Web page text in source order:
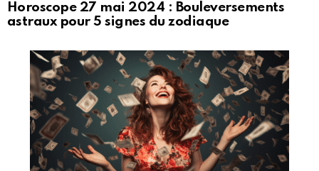
Horoscope 27 mai 2024 : Bouleversements
astraux pour 5 signes du zodiaque